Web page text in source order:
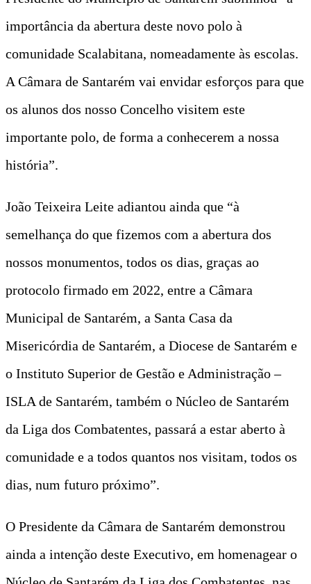
importância da abertura deste novo polo à
comunidade Scalabitana, nomeadamente às escolas.
A Câmara de Santarém vai envidar esforços para que
os alunos dos nosso Concelho visitem este
importante polo, de forma a conhecerem a nossa
história”.
João Teixeira Leite adiantou ainda que “à
semelhança do que fizemos com a abertura dos
nossos monumentos, todos os dias, graças ao
protocolo firmado em 2022, entre a Câmara
Municipal de Santarém, a Santa Casa da
Misericórdia de Santarém, a Diocese de Santarém e
o Instituto Superior de Gestão e Administração –
ISLA de Santarém, também o Núcleo de Santarém
da Liga dos Combatentes, passará a estar aberto à
comunidade e a todos quantos nos visitam, todos os
dias, num futuro próximo”.
O Presidente da Câmara de Santarém demonstrou
ainda a intenção deste Executivo, em homenagear o